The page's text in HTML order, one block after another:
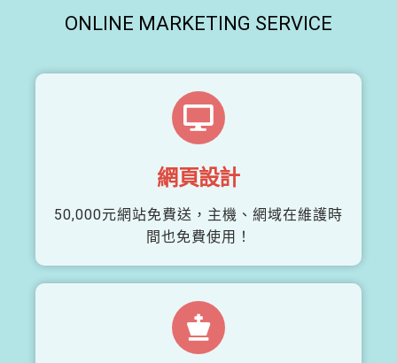
ONLINE MARKETING SERVICE
網頁設計
50,000元網站免費送，主機、網域在維護時
間也免費使用！